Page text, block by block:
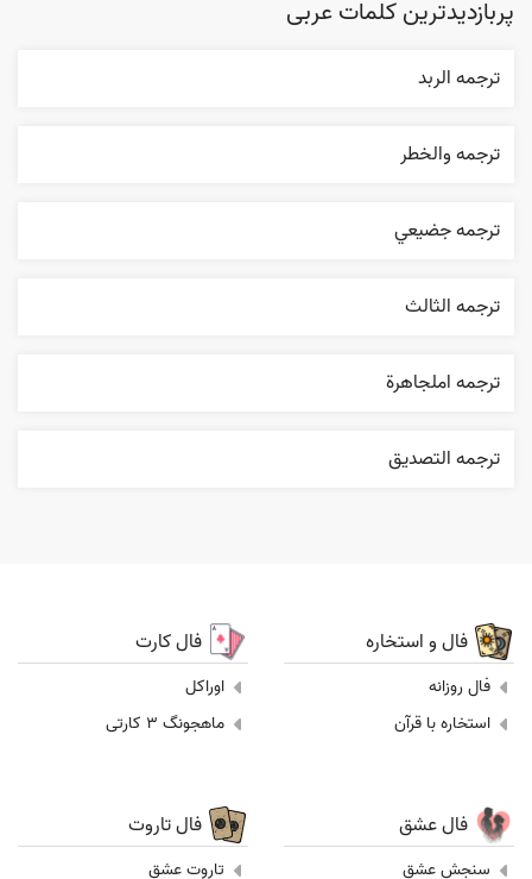
پربازدیدترین کلمات عربی
ترجمه الربد
ترجمه والخطر
ترجمه جضيعي
ترجمه الثالث
ترجمه املجاهرة
ترجمه التصديق
فال و استخاره
فال روزانه
استخاره با قرآن
فال کارت
اوراکل
ماهجونگ 3 کارتی
فال عشق
سنجش عشق
فال تاروت
تاروت عشق